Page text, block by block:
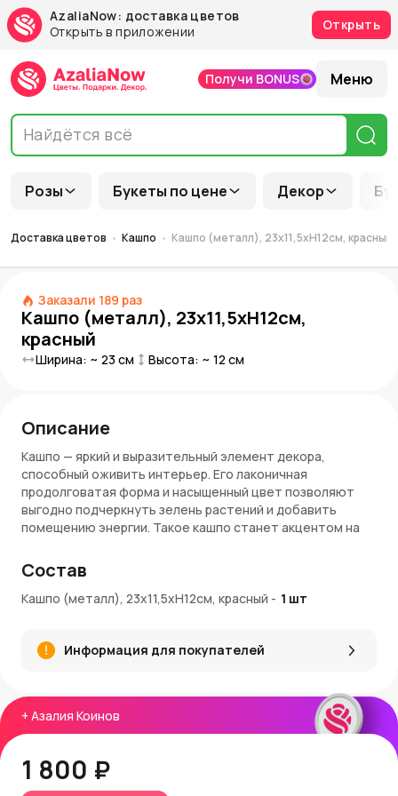
AzaliaNow: доставка цветов
Открыть в приложении
Открыть
Розы Букеты по цене Декор
Получи BONUS Меню
Доставка цветов Кашпо Кашпо (металл), 23x11,5хH12см, красный
Заказали 189 раз
Кашпо (металл), 23x11,5хH12см,
красный
Ширина: ~ 23 см Высота: ~ 12 см
+ Азалия Коинов
1 800 ₽
Описание
Кашпо — яркий и выразительный элемент декора,
способный оживить интерьер. Его лаконичная
продолговатая форма и насыщенный цвет позволяют
выгодно подчеркнуть зелень растений и добавить
помещению энергии. Такое кашпо станет акцентом на
сочетаясь с другими элементами оформления.
Преимущества
долговечность и устойчивость.
Яркий красный оттенок подчеркивает естественную
Универсальный размер подходит для небольших
растений и композиций.
Простая форма делает изделие удобным в
Можно применять для живых и искусственных
цветов, декоративных вставок.
Состав
Кашпо (металл), 23x11,5хH12см, красный - 1 шт
Информация для покупателей